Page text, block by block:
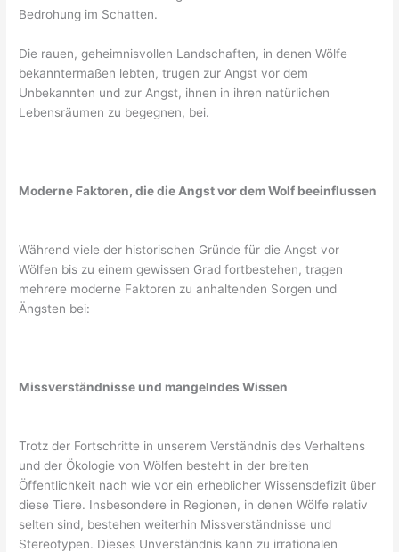
Bedrohung im Schatten.
Die rauen, geheimnisvollen Landschaften, in denen Wölfe
bekanntermaßen lebten, trugen zur Angst vor dem
Unbekannten und zur Angst, ihnen in ihren natürlichen
Lebensräumen zu begegnen, bei.
Moderne Faktoren, die die Angst vor dem Wolf beeinflussen
Während viele der historischen Gründe für die Angst vor
Wölfen bis zu einem gewissen Grad fortbestehen, tragen
mehrere moderne Faktoren zu anhaltenden Sorgen und
Ängsten bei:
Missverständnisse und mangelndes Wissen
Trotz der Fortschritte in unserem Verständnis des Verhaltens
und der Ökologie von Wölfen besteht in der breiten
Öffentlichkeit nach wie vor ein erheblicher Wissensdefizit über
diese Tiere. Insbesondere in Regionen, in denen Wölfe relativ
selten sind, bestehen weiterhin Missverständnisse und
Stereotypen. Dieses Unverständnis kann zu irrationalen